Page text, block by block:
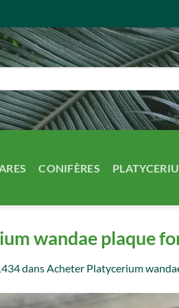
CONIFÈRES
wandae plaque
dans Acheter Platycerium